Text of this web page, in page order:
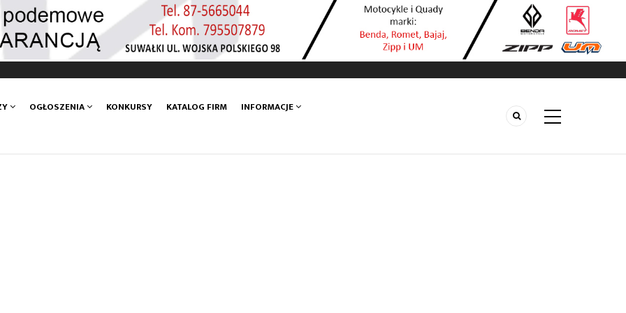
OGŁOSZENIA KONKURSY KATALOG FIRM INFORMACJE